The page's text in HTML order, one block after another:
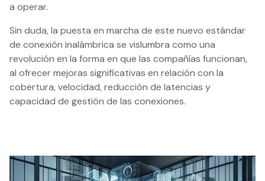
a operar.
Sin duda, la puesta en marcha de este nuevo estándar
de conexión inalámbrica se vislumbra como una
revolución en la forma en que las compañías funcionan,
al ofrecer mejoras significativas en relación con la
cobertura, velocidad, reducción de latencias y
capacidad de gestión de las conexiones.